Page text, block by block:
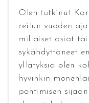
Olen tutkinut
reilun vuoden
millaiset asiat
sykähdyttäneet
yllätyksiä olen
hyvinkin
pohtimisen